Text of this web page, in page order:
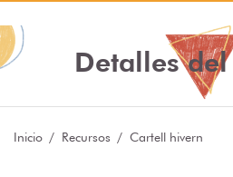
Detalles
Inicio Recursos Cartell hivern